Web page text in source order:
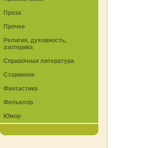
Проза
Прочее
Религия, духовность,
эзотерика
Справочная литература
Старинное
Фантастика
Фольклор
Юмор